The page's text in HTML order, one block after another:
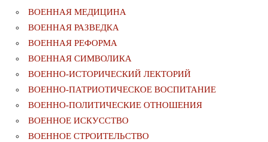
ВОЕННАЯ МЕДИЦИНА
ВОЕННАЯ РАЗВЕДКА
ВОЕННАЯ РЕФОРМА
ВОЕННАЯ СИМВОЛИКА
ВОЕННО-ИСТОРИЧЕСКИЙ ЛЕКТОРИЙ
ВОЕННО-ПАТРИОТИЧЕСКОЕ ВОСПИТАНИЕ
ВОЕННО-ПОЛИТИЧЕСКИE ОТНОШЕНИЯ
ВОЕННОЕ ИСКУССТВО
ВОЕННОЕ СТРОИТЕЛЬСТВО